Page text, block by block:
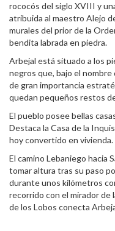
rococós del siglo XVIII y
atribuida al maestro Alejo
murales del prior de la
bendita labrada en piedra.
Arbejal está situado a los
negros que, bajo el
de gran importancia
quedan pequeños restos
El pueblo posee bellas
Destaca la Casa de la
hoy convertido en vivienda.
El camino Lebaniego hacia
tomar altura tras su paso
durante unos kilómetros
recorrido con el mirador de
de los Lobos conecta